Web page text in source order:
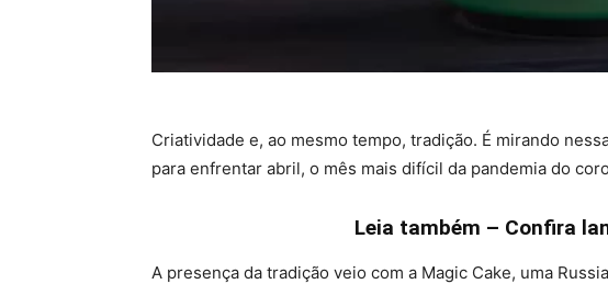
Criatividade e, ao mesmo tempo, tradição. É mirando
para enfrentar abril, o mês mais difícil da pandemia do
Leia também – Confira
A presença da tradição veio com a Magic Cake, uma